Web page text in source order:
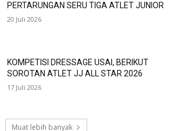
PERTARUNGAN SERU TIGA ATLET JUNIOR
20 Juli 2026
KOMPETISI DRESSAGE USAI, BERIKUT
SOROTAN ATLET JJ ALL STAR 2026
17 Juli 2026
Muat lebih banyak